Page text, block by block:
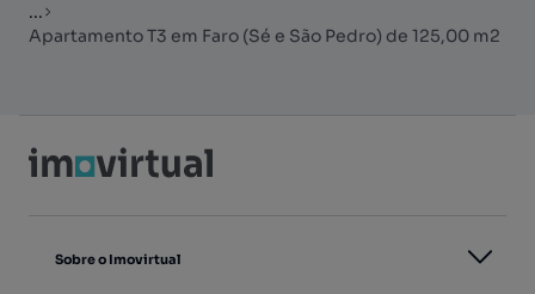
...
Apartamento T3 em Faro (Sé e São Pedro) de 125,00 m2
Sobre o Imovirtual